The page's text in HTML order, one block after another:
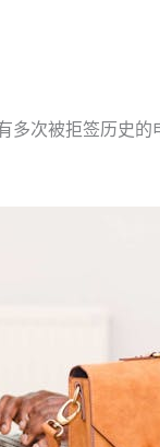
多次被拒签历史